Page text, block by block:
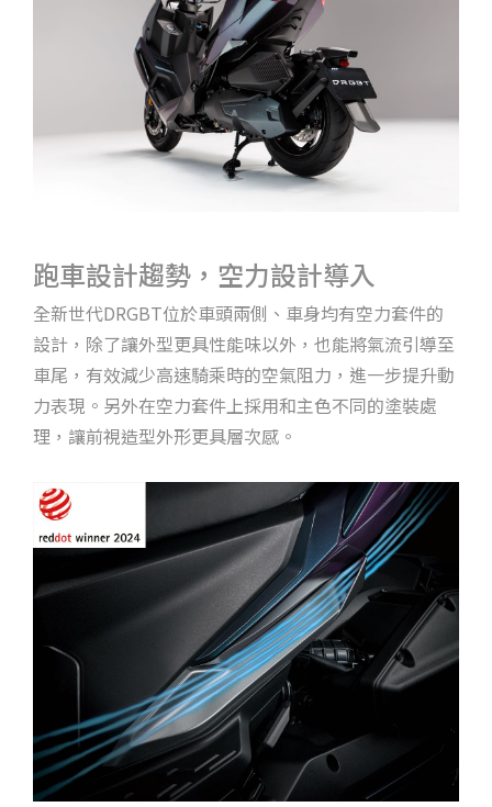
跑車設計趨勢，空力設計導入
全新世代DRGBT位於車頭兩側、車身均有空力套件的
設計，除了讓外型更具性能味以外，也能將氣流引導至
車尾，有效減少高速騎乘時的空氣阻力，進一步提升動
力表現。另外在空力套件上採用和主色不同的塗裝處
理，讓前視造型外形更具層次感。